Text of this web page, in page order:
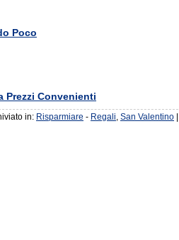
Poco
Prezzi Convenienti
in: Risparmiare - Regali San Valentino |